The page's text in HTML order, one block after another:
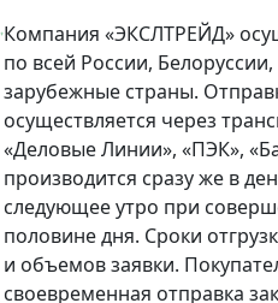
Компания «ЭКСЛТРЕЙД»
по всей России, Белоруссии,
зарубежные страны.
осуществляется через
«Деловые Линии», «ПЭК»,
производится сразу же в
следующее утро при
половине дня. Сроки
и объемов заявки.
своевременная отправка